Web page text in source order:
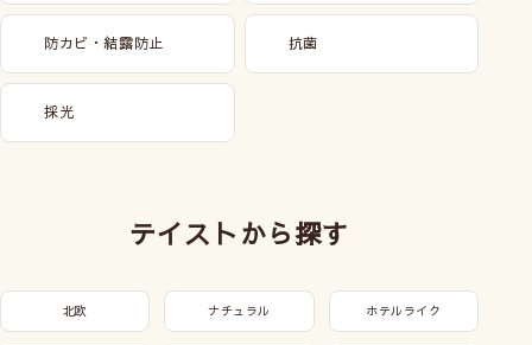
防カビ・結露防止 抗菌
採光
テイストから探す
北欧 ナチュラル ホテルライク